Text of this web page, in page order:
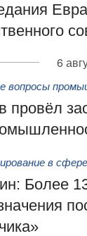
6
вопросы
провёл
в
Более